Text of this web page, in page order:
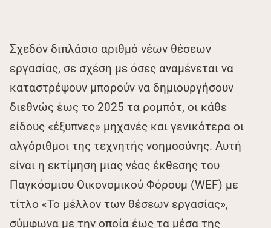
Σχεδόν διπλάσιο αριθμό νέων θέσεων
εργασίας, σε σχέση με όσες αναμένεται να
καταστρέψουν μπορούν να δημιουργήσουν
διεθνώς έως το 2025 τα ρομπότ, οι κάθε
είδους «έξυπνες» μηχανές και γενικότερα οι
αλγόριθμοι της τεχνητής νοημοσύνης. Αυτή
είναι η εκτίμηση μιας νέας έκθεσης του
Παγκόσμιου Οικονομικού Φόρουμ (WEF) με
τίτλο «Το μέλλον των θέσεων εργασίας»,
σύμφωνα με την οποία έως τα μέσα της